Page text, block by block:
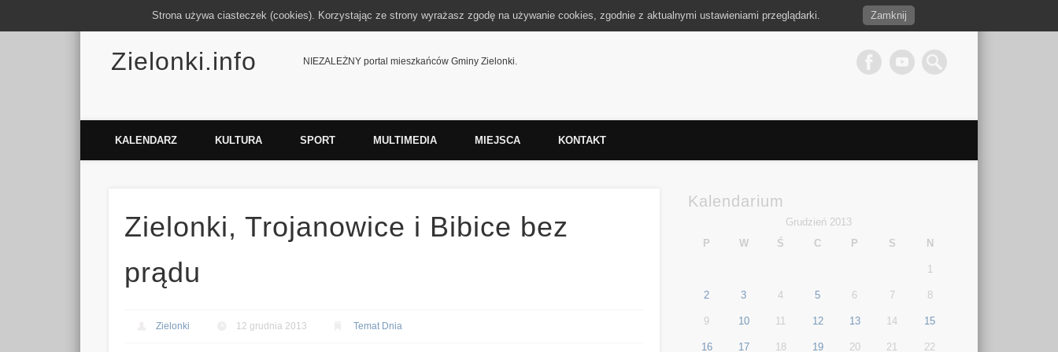
Zielonki.info NIEZALEŻNY portal mieszkańców Gminy Zielonki.
FacebookVimeo
KALENDARZ KULTURA SPORT MULTIMEDIA MIEJSCA KONTAKT
Zielonki, Trojanowice i Bibice bez
prądu
Zielonki 12 grudnia 2013 Temat Dnia
Kalendarium
Grudzień 2013
P
W Ś C P S N
1
2 3 4 5 6 7 8
9 10 11 12 13 14 15
16 17 18 19 20 21 22
Strona używa ciasteczek (cookies). Korzystając ze strony wyrażasz zgodę na używanie cookies, zgodnie z aktualnymi ustawieniami przeglądarki. Zamknij